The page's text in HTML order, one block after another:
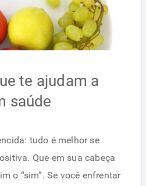
te ajudam a
saúde
tudo é melhor se
Que em sua cabeça
o “sim”. Se você enfrentar